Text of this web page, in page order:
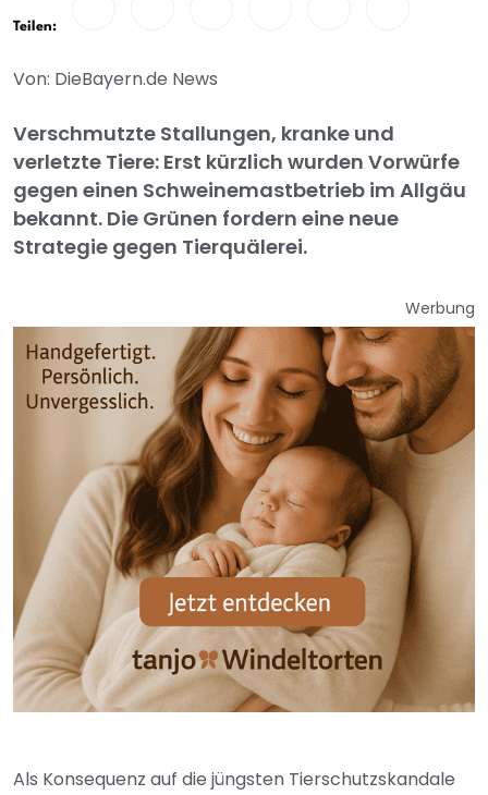
Teilen:
Von: DieBayern.de News
Verschmutzte Stallungen, kranke und
verletzte Tiere: Erst kürzlich wurden Vorwürfe
gegen einen Schweinemastbetrieb im Allgäu
bekannt. Die Grünen fordern eine neue
Strategie gegen Tierquälerei.
Werbung
Als Konsequenz auf die jüngsten Tierschutzskandale